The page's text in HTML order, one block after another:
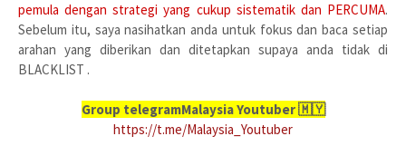
pemula dengan strategi yang cukup sistematik dan PERCUMA.
Sebelum itu, saya nasihatkan anda untuk fokus dan baca setiap
arahan yang diberikan dan ditetapkan supaya anda tidak di
BLACKLIST .
Group telegramMalaysia Youtuber 🇲🇾
https://t.me/Malaysia_Youtuber